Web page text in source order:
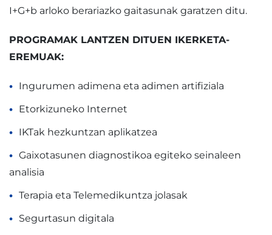
I+G+b arloko berariazko gaitasunak garatzen ditu.
PROGRAMAK LANTZEN DITUEN IKERKETA-
EREMUAK:
Ingurumen adimena eta adimen artifiziala
Etorkizuneko Internet
IKTak hezkuntzan aplikatzea
Gaixotasunen diagnostikoa egiteko seinaleen
analisia
Terapia eta Telemedikuntza jolasak
Segurtasun digitala